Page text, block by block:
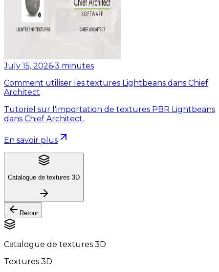
July 15, 2026•3 minutes
Comment utiliser les textures Lightbeans dans Chief
Architect
Tutoriel sur l'importation de textures PBR Lightbeans
dans Chief Architect.
En savoir plus
Catalogue de textures 3D
Retour
Catalogue de textures 3D
Textures 3D